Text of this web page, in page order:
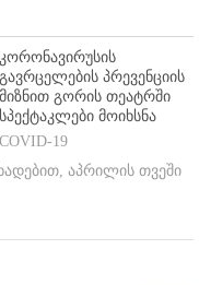
კორონავირუსის
გავრცელების პრევენციის
მიზნით გორის თეატრში
სპექტაკლები მოიხსნა
COVID-19
აპრილის თვეში